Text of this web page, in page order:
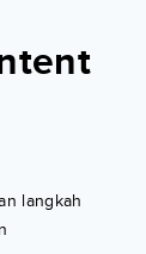
langkah